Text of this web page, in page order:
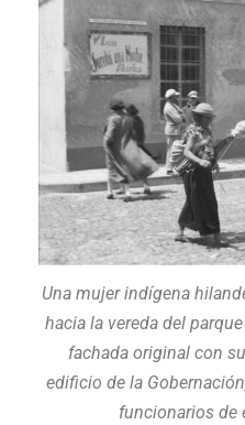
Una mujer indígena
hacia la vereda del
fachada original con
edificio de la
funcionarios de